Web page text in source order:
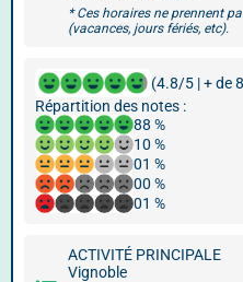
* Ces horaires ne prennent
(vacances, jours fériés, etc).
(4.8/5 | + de
Répartition des notes :
88 %
10 %
01 %
00 %
01 %
ACTIVITÉ PRINCIPALE
Vignoble